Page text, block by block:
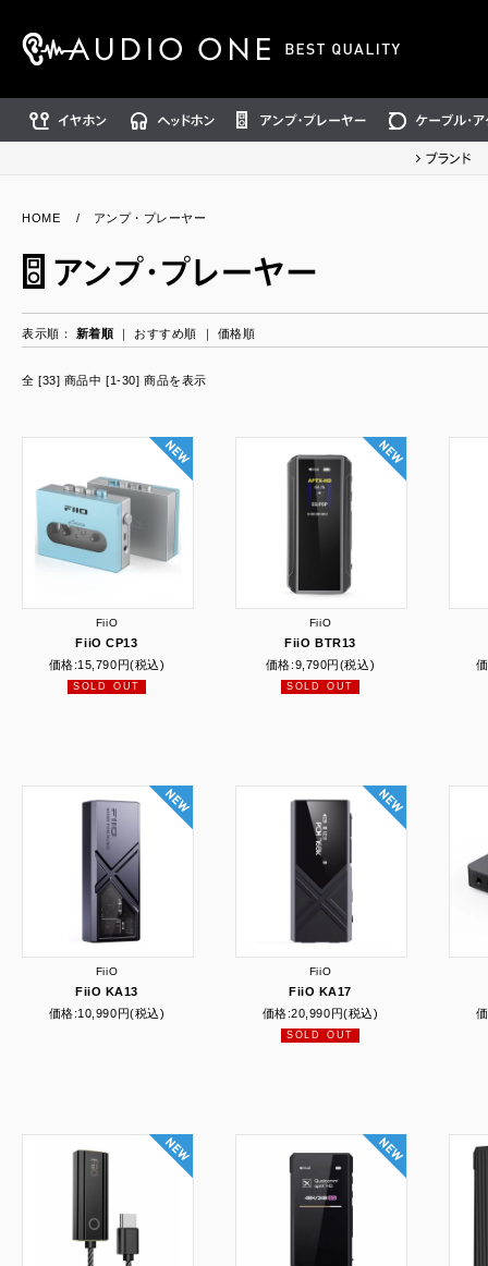
ケーブル・アクセ
HOME / アンプ・プレーヤー
表示順： 新着順 ｜ おすすめ順 ｜ 価格順
全 [33] 商品中 [1-30] 商品を表示
FiiO
FiiO CP13
価格:15,790円(税込)
SOLD OUT
FiiO
FiiO BTR13
価格:9,790円(税込)
SOLD OUT
FiiO
FiiO KA13
価格:10,990円(税込)
FiiO
FiiO KA17
価格:20,990円(税込)
SOLD OUT